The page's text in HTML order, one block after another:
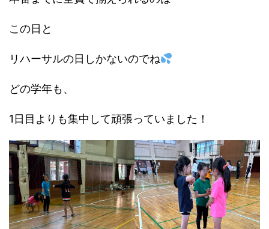
この日と
リハーサルの日しかないのでね
どの学年も、
1日目よりも集中して頑張っていました！